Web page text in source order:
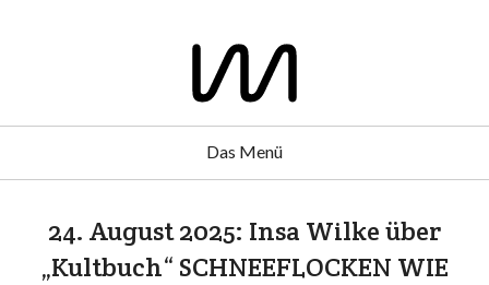
Das Menü
24. August 2025: Insa Wilke über
„Kultbuch“ SCHNEEFLOCKEN WIE